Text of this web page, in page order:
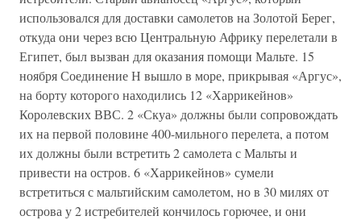
использовался для доставки самолетов на Золотой Берег,
откуда они через всю Центральную Африку перелетали в
Египет, был вызван для оказания помощи Мальте. 15
ноября Соединение Н вышло в море, прикрывая «Аргус»,
на борту которого находились 12 «Харрикейнов»
Королевских ВВС. 2 «Скуа» должны были сопровождать
их на первой половине 400-мильного перелета, а потом
их должны были встретить 2 самолета с Мальты и
привести на остров. 6 «Харрикейнов» сумели
встретиться с мальтийским самолетом, но в 30 милях от
острова у 2 истребителей кончилось горючее, и они